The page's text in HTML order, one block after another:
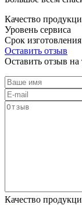
Качество
Уровень сервиса
Срок изготовления
Оставить отзыв
Оставить отзыв
Качество